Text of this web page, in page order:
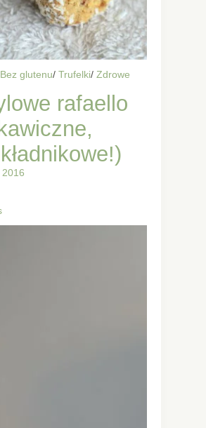
Bez glutenu/ Trufelki/ Zdrowe
rafaello